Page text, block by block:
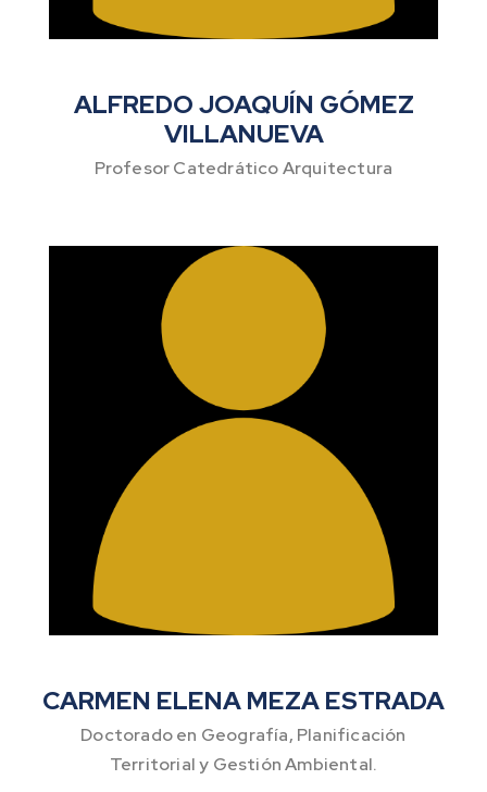
ALFREDO JOAQUÍN GÓMEZ
VILLANUEVA
Profesor Catedrático Arquitectura
CARMEN ELENA MEZA ESTRADA
Doctorado en Geografía, Planificación
Territorial y Gestión Ambiental.